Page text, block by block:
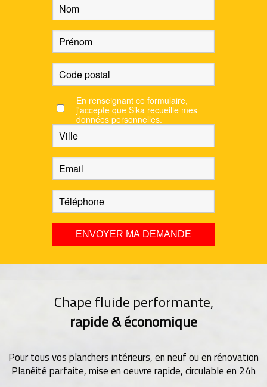
En renseignant ce formulaire,
j'accepte que Sika recueille mes
données personnelles.
Chape fluide performante,
rapide & économique
Pour tous vos planchers intérieurs, en neuf ou en rénovation
Planéité parfaite, mise en oeuvre rapide, circulable en 24h